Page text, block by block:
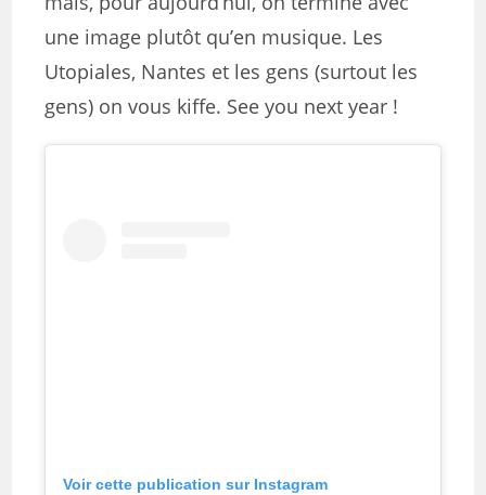
une image plutôt qu’en musique. Les
Utopiales, Nantes et les gens (surtout les
gens) on vous kiffe. See you next year !
Voir cette publication sur Instagram